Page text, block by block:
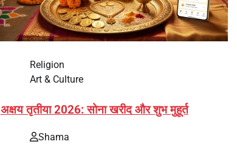
Religion
Art & Culture
अक्षय तृतीया 2026: सोना खरीद और शुभ मुहूर्त
Shama